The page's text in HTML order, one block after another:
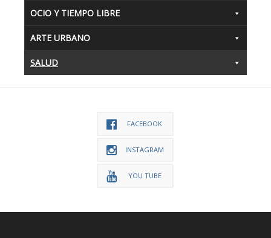
OCIO Y TIEMPO LIBRE
ARTE URBANO
SALUD
FACEBOOK
INSTAGRAM
YOU TUBE